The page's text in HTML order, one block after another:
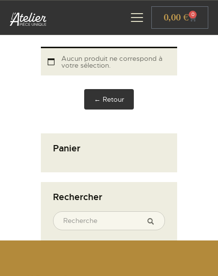
0,00€ 0
GALERIE D’ART
ATELIERS D’ART
ACTUALITÉS
Aucun produit ne correspond à
votre sélection.
← Retour
Panier
Rechercher